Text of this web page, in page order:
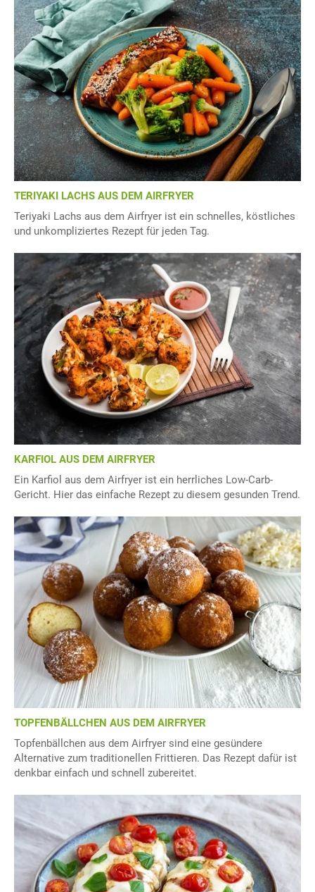
TERIYAKI LACHS AUS DEM AIRFRYER
Teriyaki Lachs aus dem Airfryer ist ein schnelles, köstliches
und unkompliziertes Rezept für jeden Tag.
KARFIOL AUS DEM AIRFRYER
Ein Karfiol aus dem Airfryer ist ein herrliches Low-Carb-
Gericht. Hier das einfache Rezept zu diesem gesunden Trend.
TOPFENBÄLLCHEN AUS DEM AIRFRYER
Topfenbällchen aus dem Airfryer sind eine gesündere
Alternative zum traditionellen Frittieren. Das Rezept dafür ist
denkbar einfach und schnell zubereitet.